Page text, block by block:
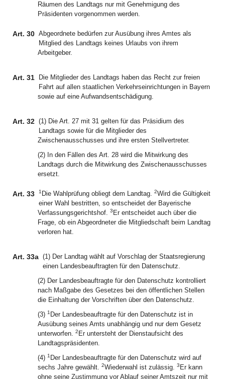
Räumen des Landtags nur mit Genehmigung des
Präsidenten vorgenommen werden.
Art. 30 Abgeordnete bedürfen zur Ausübung ihres Amtes als
Mitglied des Landtags keines Urlaubs von ihrem
Arbeitgeber.
Art. 31
Die Mitglieder des Landtags haben das Recht zur freien
Fahrt auf allen staatlichen Verkehrseinrichtungen in Bayern
sowie auf eine Aufwandsentschädigung.
Art. 32 (1) Die Art. 27 mit 31 gelten für das Präsidium des
Landtags sowie für die Mitglieder des
Zwischenausschusses und ihre ersten Stellvertreter.
(2) In den Fällen des Art. 28 wird die Mitwirkung des
Landtags durch die Mitwirkung des Zwischenausschusses
ersetzt.
Art. 33 1 Die Wahlprüfung obliegt dem Landtag. 2Wird die Gültigkeit
einer Wahl bestritten, so entscheidet der Bayerische
Verfassungsgerichtshof. 3 Er entscheidet auch über die
Frage, ob ein Abgeordneter die Mitgliedschaft beim Landtag
verloren hat.
Art. 33a (1) Der Landtag wählt auf Vorschlag der Staatsregierung
einen Landesbeauftragten für den Datenschutz.
(2) Der Landesbeauftragte für den Datenschutz kontrolliert
nach Maßgabe des Gesetzes bei den öffentlichen Stellen
die Einhaltung der Vorschriften über den Datenschutz.
(3) 1 Der Landesbeauftragte für den Datenschutz ist in
Ausübung seines Amts unabhängig und nur dem Gesetz
unterworfen. 2 Er untersteht der Dienstaufsicht des
Landtagspräsidenten.
(4) 1 Der Landesbeauftragte für den Datenschutz wird auf
sechs Jahre gewählt. 2Wiederwahl ist zulässig. 3 Er kann
ohne seine Zustimmung vor Ablauf seiner Amtszeit nur mit